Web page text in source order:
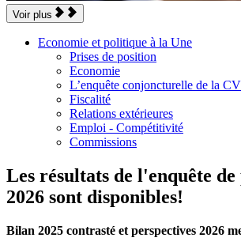
Voir plus
Economie et politique à la Une
Prises de position
Economie
L’enquête conjoncturelle de la
Fiscalité
Relations extérieures
Emploi - Compétitivité
Commissions
Les résultats de l'enquête
2026 sont disponibles!
Bilan 2025 contrasté et perspectives 2026